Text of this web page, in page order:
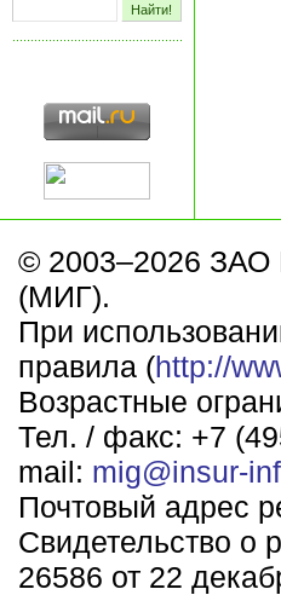
© 2003–2026 ЗАО
(МИГ).
При
правила (http://
Возрастные
Тел. / факс: +7
mail: mig@insur-
Почтовый адрес
Свидетельство о
26586 от 22